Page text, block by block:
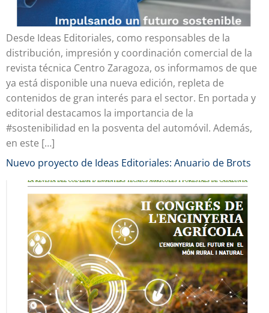
Desde Ideas Editoriales, como responsables de la
distribución, impresión y coordinación comercial de la
revista técnica Centro Zaragoza, os informamos de que
ya está disponible una nueva edición, repleta de
contenidos de gran interés para el sector. En portada y
editorial destacamos la importancia de la
#sostenibilidad en la posventa del automóvil. Además,
en este […]
Nuevo proyecto de Ideas Editoriales: Anuario de Brots